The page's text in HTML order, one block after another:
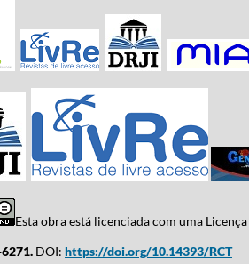
Esta obra está licenciada com uma Licença
DOI: https://doi.org/10.14393/RCT